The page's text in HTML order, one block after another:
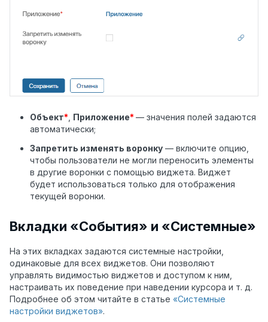
Объект* Приложение* — значения полей задаются
автоматически;
Запретить изменять воронку — включите опцию,
чтобы пользователи не могли переносить элементы
в другие воронки с помощью виджета. Виджет
будет использоваться только для отображения
текущей воронки.
Вкладки «События» и «Системные»
На этих вкладках задаются системные настройки,
одинаковые для всех виджетов. Они позволяют
управлять видимостью виджетов и доступом к ним,
настраивать их поведение при наведении курсора и т. д.
Подробнее об этом читайте в статье «Системные
настройки виджетов».